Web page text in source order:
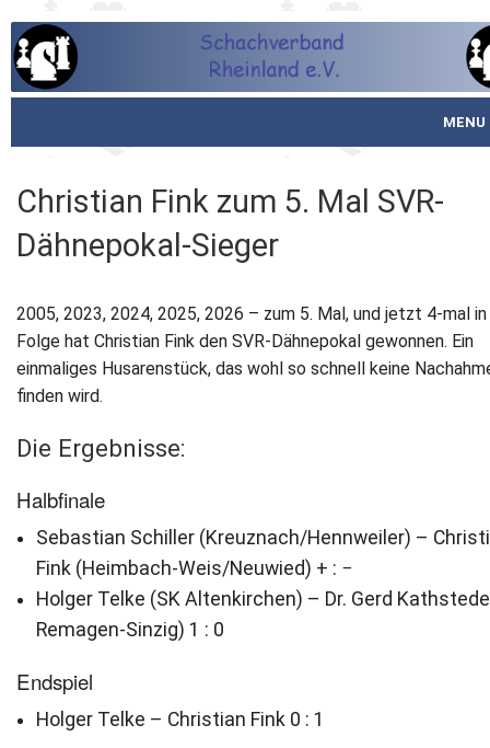
MENU
Schachjugend
Meistertafel
Newsletter
Kontakt
Impressum
Datenschutz
Christian Fink zum 5. Mal SVR-
Dähnepokal-Sieger
2005, 2023, 2024, 2025, 2026 – zum 5. Mal, und jetzt 4-mal in
Folge hat Christian Fink den SVR-Dähnepokal gewonnen. Ein
einmaliges Husarenstück, das wohl so schnell keine
finden wird.
Die Ergebnisse:
Halbfinale
Sebastian Schiller (Kreuznach/Hennweiler) –
Fink (Heimbach-Weis/Neuwied) + : −
Holger Telke (SK Altenkirchen) – Dr. Gerd
Remagen-Sinzig) 1 : 0
Endspiel
Holger Telke – Christian Fink 0 : 1